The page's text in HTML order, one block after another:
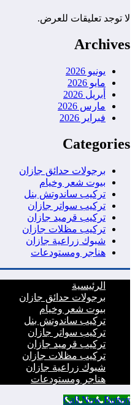
لا توجد تعليقات للعرض.
Archives
يونيو 2026
مايو 2026
أبريل 2026
مارس 2026
فبراير 2026
Categories
برجولات حدائق جازان
بيوت شعر وخيام
تركيب ساندوتش بنل
تركيب سواتر جازان
تركيب قرميد جازان
تركيب مظلات جازان
شبوك زراعية جازان
هناجر ومستودعات
الرئيسية
برجولات حدائق جازان
بيوت شعر وخيام
تركيب ساندوتش بنل
تركيب سواتر جازان
تركيب قرميد جازان
تركيب مظلات جازان
شبوك زراعية جازان
هناجر ومستودعات
Call Now Button